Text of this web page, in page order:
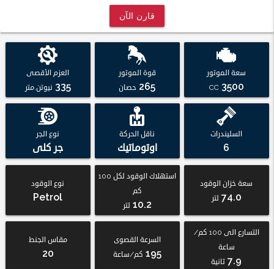
قارن الآن
سعة الموتور
3500
CC
قوة الموتور
265 حصان
العزم الأقصى
335 نيوتن.متر
السليندرات
6
ناقل الحركة
اوتوماتيك
نوع الجر
جر كلى
سعة خزان الوقود
74.0 لتر
استهلاك الوقود لكل 100
كم
10.2 لتر
نوع الوقود
Petrol
التسارع الى 100 كم/
ساعة
7.9 ثانية
السرعة القصوى
195 كم/ساعة
مقاس الجنط
20